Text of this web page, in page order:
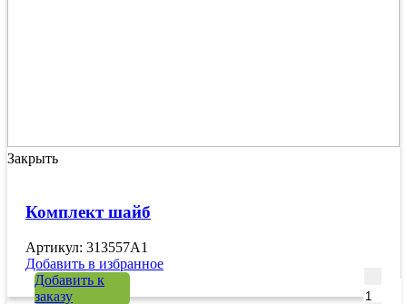
Закрыть
Комплект шайб
Артикул: 313557A1
Добавить в избранное
Добавить к
заказу